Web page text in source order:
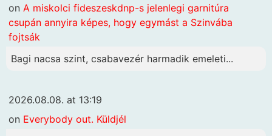
on A miskolci fideszeskdnp-s jelenlegi garnitúra
csupán annyira képes, hogy egymást a Szinvába
fojtsák
Bagi nacsa szint, csabavezér harmadik emeleti...
2026.08.08. at 13:19
on Everybody out. Küldjél